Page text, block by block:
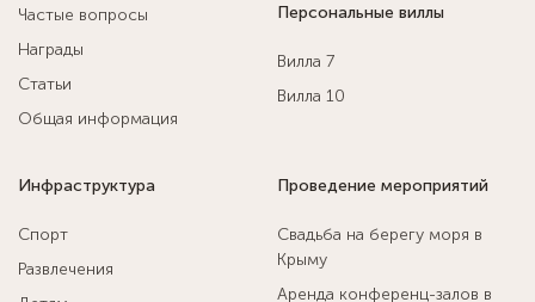
Частые вопросы
Награды
Статьи
Общая информация
Персональные виллы
Вилла 7
Вилла 10
Инфраструктура
Спорт
Развлечения
Проведение мероприятий
Свадьба на берегу моря в
Крыму
Аренда конференц-залов в